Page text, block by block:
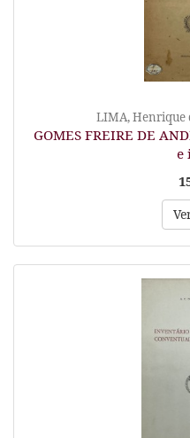
LIMA, Henrique
GOMES FREIRE DE
e